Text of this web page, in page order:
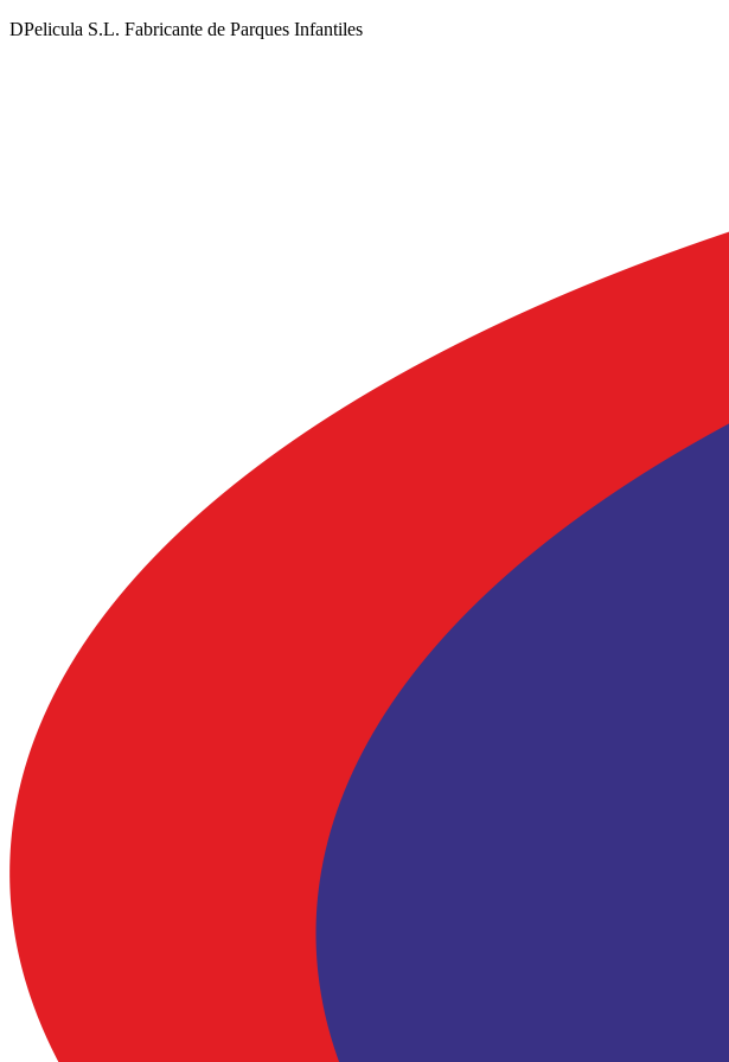
DPelicula S.L. Fabricante de Parques Infantiles